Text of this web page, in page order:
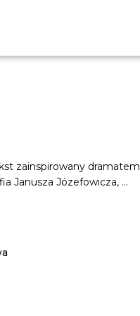
zainspirowany dramatem
Janusza Józefowicza, ...